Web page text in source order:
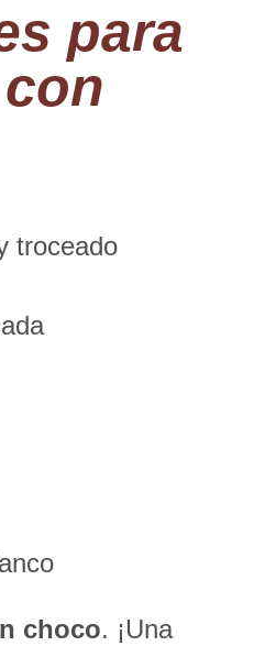
para
troceado
choco. ¡Una